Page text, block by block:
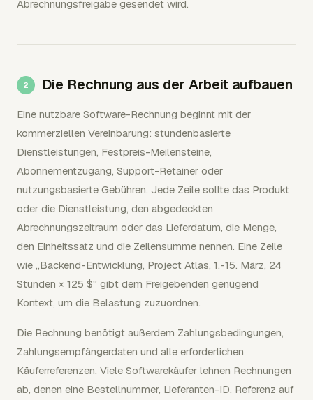
Abrechnungsfreigabe gesendet wird.
Die Rechnung aus der Arbeit aufbauen
Eine nutzbare Software-Rechnung beginnt mit der
kommerziellen Vereinbarung: stundenbasierte
Dienstleistungen, Festpreis-Meilensteine,
Abonnementzugang, Support-Retainer oder
nutzungsbasierte Gebühren. Jede Zeile sollte das Produkt
oder die Dienstleistung, den abgedeckten
Abrechnungszeitraum oder das Lieferdatum, die Menge,
den Einheitssatz und die Zeilensumme nennen. Eine Zeile
wie „Backend-Entwicklung, Project Atlas, 1.-15. März, 24
Stunden × 125 $" gibt dem Freigebenden genügend
Kontext, um die Belastung zuzuordnen.
Die Rechnung benötigt außerdem Zahlungsbedingungen,
Zahlungsempfängerdaten und alle erforderlichen
Käuferreferenzen. Viele Softwarekäufer lehnen Rechnungen
ab, denen eine Bestellnummer, Lieferanten-ID, Referenz auf